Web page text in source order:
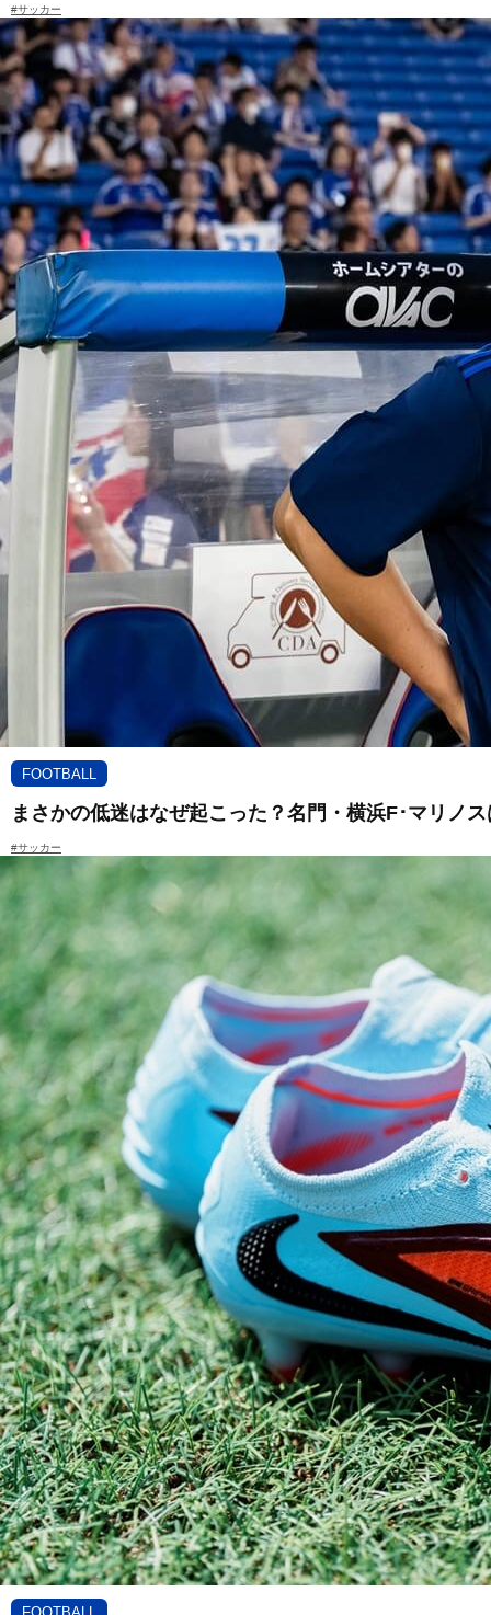
#サッカー
FOOTBALL
まさかの低迷はなぜ起こった？名門・横浜F･マリノ
#サッカー